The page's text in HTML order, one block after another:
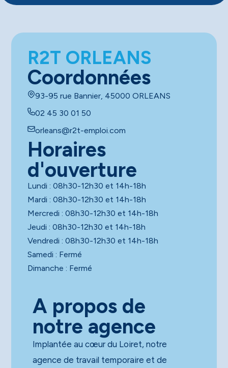
R2T ORLEANS
Coordonnées
93-95 rue Bannier, 45000 ORLEANS
02 45 30 01 50
orleans@r2t-emploi.com
Horaires
d'ouverture
Lundi : 08h30-12h30 et 14h-18h
Mardi : 08h30-12h30 et 14h-18h
Mercredi : 08h30-12h30 et 14h-18h
Jeudi : 08h30-12h30 et 14h-18h
Vendredi : 08h30-12h30 et 14h-18h
Samedi : Fermé
Dimanche : Fermé
A propos de
notre agence
Implantée au cœur du Loiret, notre
agence de travail temporaire et de